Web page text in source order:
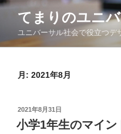
コ
ン
てまりのユニ
ユニバーサル社会で役立つデ
月: 2021年8月
投
稿
日:
2021年8月31日
小学1年生のマイン